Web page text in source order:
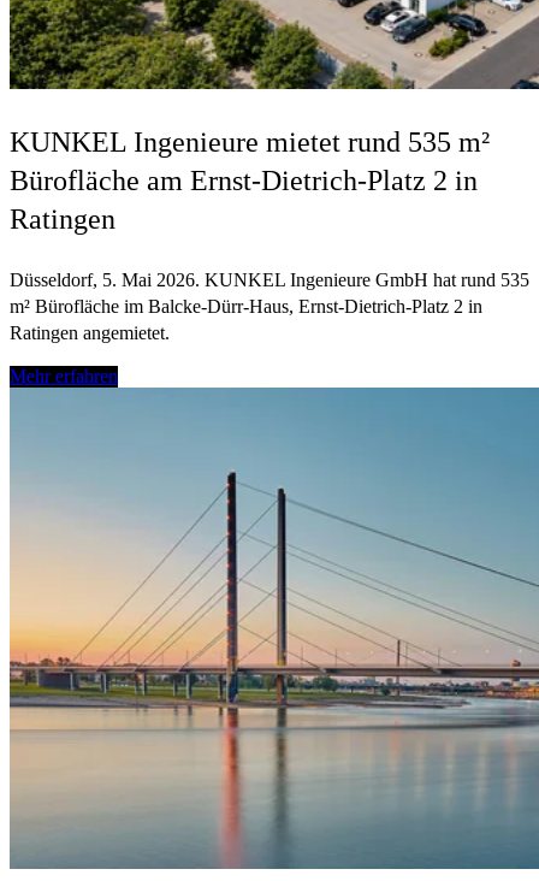
KUNKEL Ingenieure mietet rund 535 m²
Bürofläche am Ernst-Dietrich-Platz 2 in
Ratingen
Düsseldorf, 5. Mai 2026. KUNKEL Ingenieure GmbH hat rund 535
m² Bürofläche im Balcke-Dürr-Haus, Ernst-Dietrich-Platz 2 in
Ratingen angemietet.
Mehr erfahren